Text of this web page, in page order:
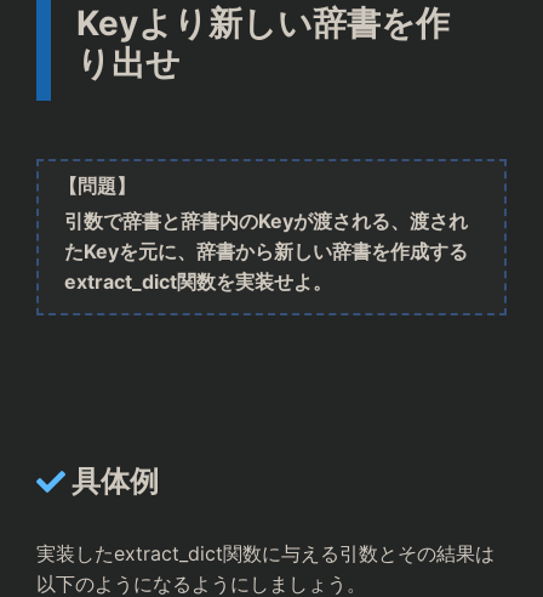
Keyより新しい辞書を作
り出せ
【問題】
引数で辞書と辞書内のKeyが渡される、渡され
たKeyを元に、辞書から新しい辞書を作成する
extract_dict関数を実装せよ。
具体例
実装したextract_dict関数に与える引数とその結果は
以下のようになるようにしましょう。